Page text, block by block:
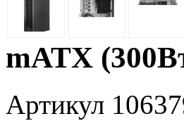
mATX
Артикул